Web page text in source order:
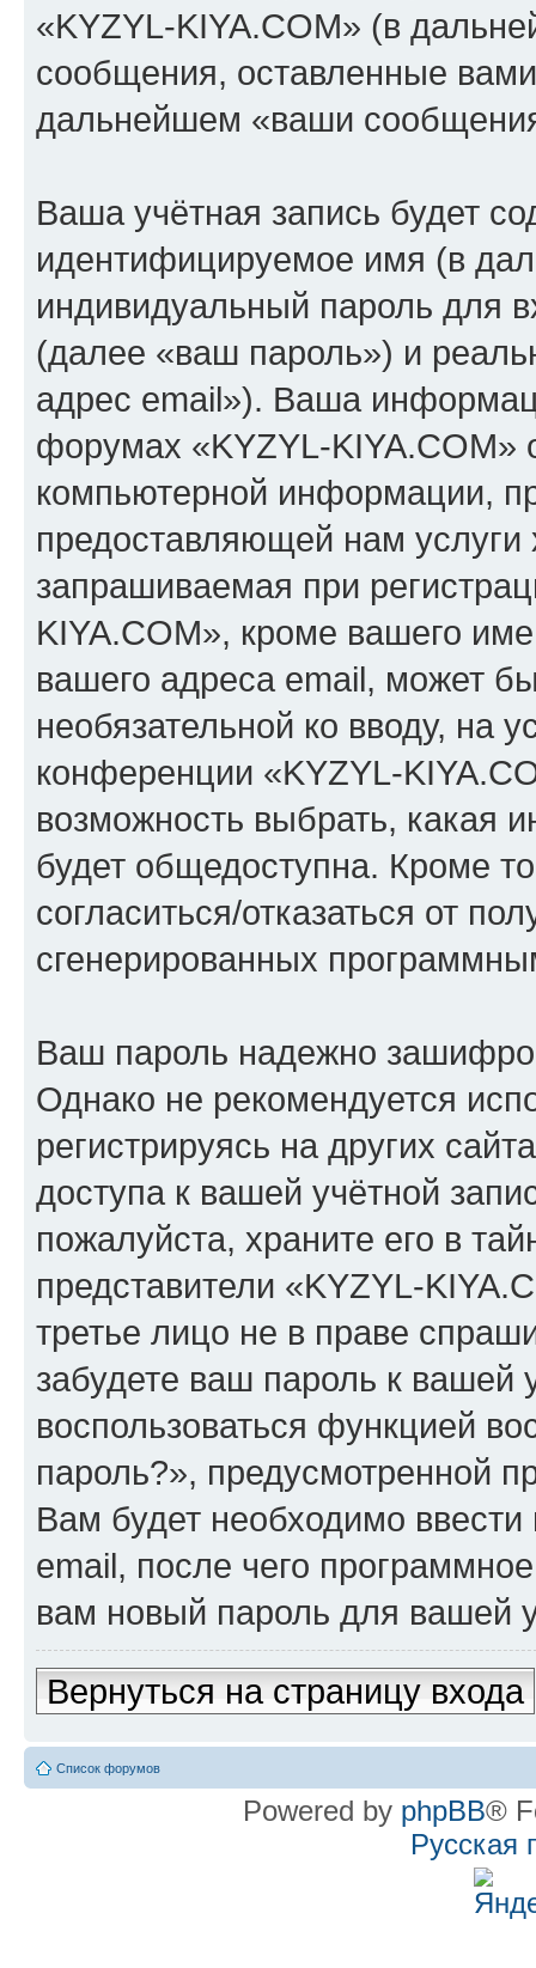
«KYZYL-KIYA.COM» (в
сообщения, оставленные
дальнейшем «ваши
Ваша учётная запись будет
идентифицируемое имя (в
индивидуальный пароль для
(далее «ваш пароль») и
адрес email»). Ваша
форумах «KYZYL-KIYA.COM»
компьютерной информации,
предоставляющей нам
запрашиваемая при
KIYA.COM», кроме вашего
вашего адреса email, может
необязательной ко вводу, на
конференции «KYZYL-
возможность выбрать, какая
будет общедоступна. Кроме
согласиться/отказаться от
сгенерированных
Ваш пароль надежно
Однако не рекомендуется
регистрируясь на других
доступа к вашей учётной
пожалуйста, храните его в
представители «KYZYL-
третье лицо не в праве
забудете ваш пароль к вашей
воспользоваться функцией
пароль?», предусмотренной
Вам будет необходимо
email, после чего
вам новый пароль для вашей
Вернуться на страницу входа
Список форумов
Powered by phpBB®
Русская